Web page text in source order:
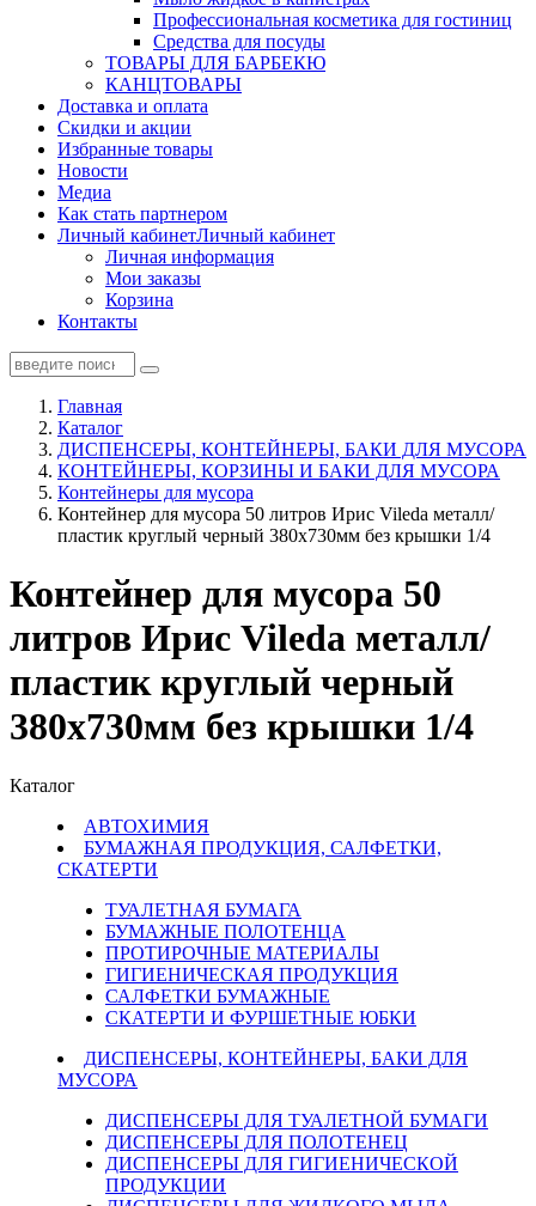
Профессиональная косметика для гостиниц
Средства для посуды
ТОВАРЫ ДЛЯ БАРБЕКЮ
КАНЦТОВАРЫ
Доставка и оплата
Скидки и акции
Избранные товары
Новости
Медиа
Как стать партнером
Личный кабинетЛичный кабинет
Личная информация
Мои заказы
Корзина
Контакты
Главная
Каталог
ДИСПЕНСЕРЫ, КОНТЕЙНЕРЫ, БАКИ ДЛЯ МУСОРА
КОНТЕЙНЕРЫ, КОРЗИНЫ И БАКИ ДЛЯ МУСОРА
Контейнеры для мусора
Контейнер для мусора 50 литров Ирис Vileda металл/
пластик круглый черный 380х730мм без крышки 1/4
Контейнер для мусора 50
литров Ирис Vileda металл/
пластик круглый черный
380х730мм без крышки 1/4
Каталог
АВТОХИМИЯ
БУМАЖНАЯ ПРОДУКЦИЯ, САЛФЕТКИ,
СКАТЕРТИ
ТУАЛЕТНАЯ БУМАГА
БУМАЖНЫЕ ПОЛОТЕНЦА
ПРОТИРОЧНЫЕ МАТЕРИАЛЫ
ГИГИЕНИЧЕСКАЯ ПРОДУКЦИЯ
САЛФЕТКИ БУМАЖНЫЕ
СКАТЕРТИ И ФУРШЕТНЫЕ ЮБКИ
ДИСПЕНСЕРЫ, КОНТЕЙНЕРЫ, БАКИ ДЛЯ
МУСОРА
ДИСПЕНСЕРЫ ДЛЯ ТУАЛЕТНОЙ БУМАГИ
ДИСПЕНСЕРЫ ДЛЯ ПОЛОТЕНЕЦ
ДИСПЕНСЕРЫ ДЛЯ ГИГИЕНИЧЕСКОЙ
ПРОДУКЦИИ